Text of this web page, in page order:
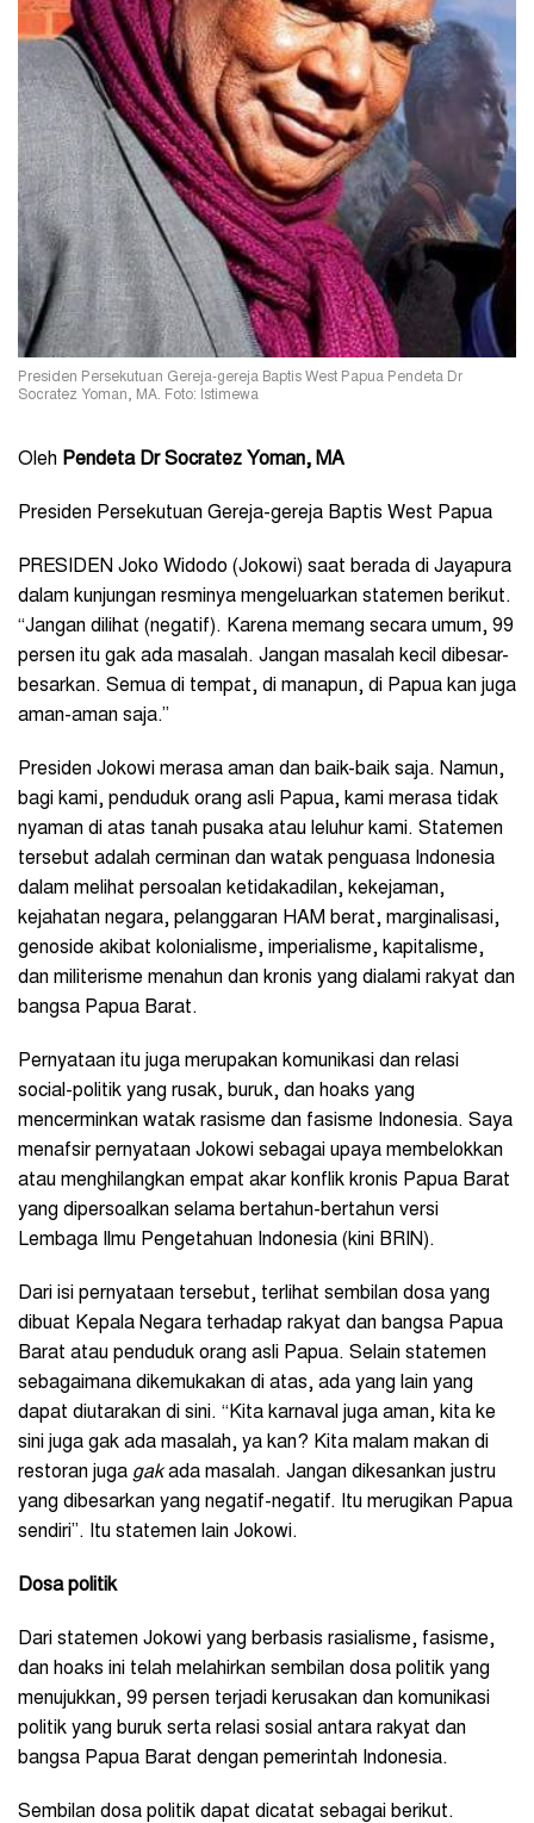
Presiden Persekutuan Gereja-gereja Baptis West Papua Pendeta Dr
Socratez Yoman, MA. Foto: Istimewa
Oleh Pendeta Dr Socratez Yoman, MA
Presiden Persekutuan Gereja-gereja Baptis West Papua
PRESIDEN Joko Widodo (Jokowi) saat berada di Jayapura
dalam kunjungan resminya mengeluarkan statemen berikut.
“Jangan dilihat (negatif). Karena memang secara umum, 99
persen itu gak ada masalah. Jangan masalah kecil dibesar-
besarkan. Semua di tempat, di manapun, di Papua kan juga
aman-aman saja.”
Presiden Jokowi merasa aman dan baik-baik saja. Namun,
bagi kami, penduduk orang asli Papua, kami merasa tidak
nyaman di atas tanah pusaka atau leluhur kami. Statemen
tersebut adalah cerminan dan watak penguasa Indonesia
dalam melihat persoalan ketidakadilan, kekejaman,
kejahatan negara, pelanggaran HAM berat, marginalisasi,
genoside akibat kolonialisme, imperialisme, kapitalisme,
dan militerisme menahun dan kronis yang dialami rakyat dan
bangsa Papua Barat.
Pernyataan itu juga merupakan komunikasi dan relasi
social-politik yang rusak, buruk, dan hoaks yang
mencerminkan watak rasisme dan fasisme Indonesia. Saya
menafsir pernyataan Jokowi sebagai upaya membelokkan
atau menghilangkan empat akar konflik kronis Papua Barat
yang dipersoalkan selama bertahun-bertahun versi
Lembaga Ilmu Pengetahuan Indonesia (kini BRIN).
Dari isi pernyataan tersebut, terlihat sembilan dosa yang
dibuat Kepala Negara terhadap rakyat dan bangsa Papua
Barat atau penduduk orang asli Papua. Selain statemen
sebagaimana dikemukakan di atas, ada yang lain yang
dapat diutarakan di sini. “Kita karnaval juga aman, kita ke
sini juga gak ada masalah, ya kan? Kita malam makan di
restoran juga gakada masalah. Jangan dikesankan justru
yang dibesarkan yang negatif-negatif. Itu merugikan Papua
sendiri”. Itu statemen lain Jokowi.
Dosa politik
Dari statemen Jokowi yang berbasis rasialisme, fasisme,
dan hoaks ini telah melahirkan sembilan dosa politik yang
menujukkan, 99 persen terjadi kerusakan dan komunikasi
politik yang buruk serta relasi sosial antara rakyat dan
bangsa Papua Barat dengan pemerintah Indonesia.
Sembilan dosa politik dapat dicatat sebagai berikut.